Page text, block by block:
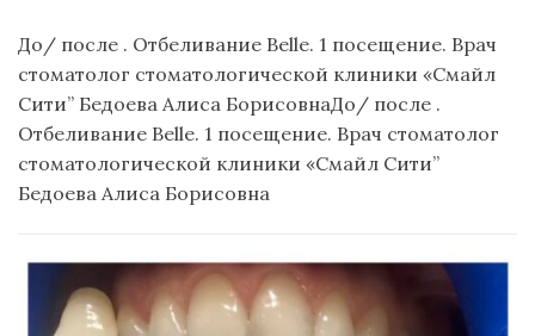
До/ после . Отбеливание Belle. 1 посещение. Врач
стоматолог стоматологической клиники «Смайл
Сити” Бедоева Алиса БорисовнаДо/ после .
Отбеливание Belle. 1 посещение. Врач стоматолог
стоматологической клиники «Смайл Сити”
Бедоева Алиса Борисовна